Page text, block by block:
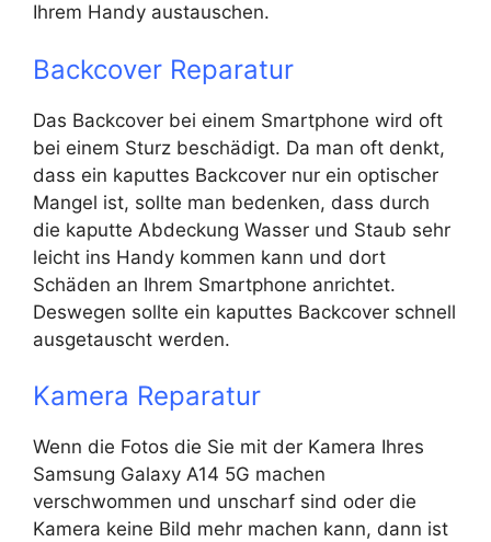
Ihrem Handy austauschen.
Backcover Reparatur
Das Backcover bei einem Smartphone wird oft
bei einem Sturz beschädigt. Da man oft denkt,
dass ein kaputtes Backcover nur ein optischer
Mangel ist, sollte man bedenken, dass durch
die kaputte Abdeckung Wasser und Staub sehr
leicht ins Handy kommen kann und dort
Schäden an Ihrem Smartphone anrichtet.
Deswegen sollte ein kaputtes Backcover schnell
ausgetauscht werden.
Kamera Reparatur
Wenn die Fotos die Sie mit der Kamera Ihres
Samsung Galaxy A14 5G machen
verschwommen und unscharf sind oder die
Kamera keine Bild mehr machen kann, dann ist